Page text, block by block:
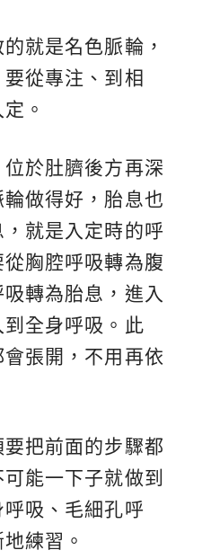
就是名色脈輪，
從專注、到相
。
於肚臍後方再深
做得好，胎息也
就是入定時的呼
胸腔呼吸轉為腹
轉為胎息，進入
全身呼吸。此
張開，不用再依
把前面的步驟都
能一下子就做到
吸、毛細孔呼
練習。